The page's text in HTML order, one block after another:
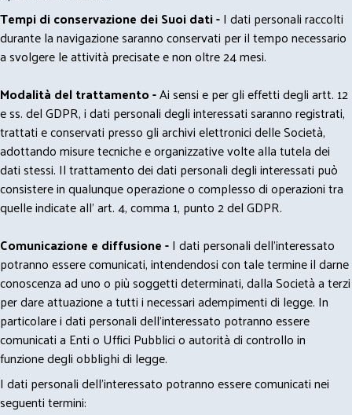
Tempi di conservazione dei Suoi dati -I dati personali raccolti
durante la navigazione saranno conservati per il tempo necessario
a svolgere le attività precisate e non oltre 24 mesi.
Modalità del trattamento -Ai sensi e per gli effetti degli artt. 12
e ss. del GDPR, i dati personali degli interessati saranno registrati,
trattati e conservati presso gli archivi elettronici delle Società,
adottando misure tecniche e organizzative volte alla tutela dei
dati stessi. Il trattamento dei dati personali degli interessati può
consistere in qualunque operazione o complesso di operazioni tra
quelle indicate all' art. 4, comma 1, punto 2 del GDPR.
Comunicazione e diffusione -I dati personali dell’interessato
potranno essere comunicati, intendendosi con tale termine il darne
conoscenza ad uno o più soggetti determinati, dalla Società a terzi
per dare attuazione a tutti i necessari adempimenti di legge. In
particolare i dati personali dell’interessato potranno essere
comunicati a Enti o Uffici Pubblici o autorità di controllo in
funzione degli obblighi di legge.
I dati personali dell’interessato potranno essere comunicati nei
seguenti termini: